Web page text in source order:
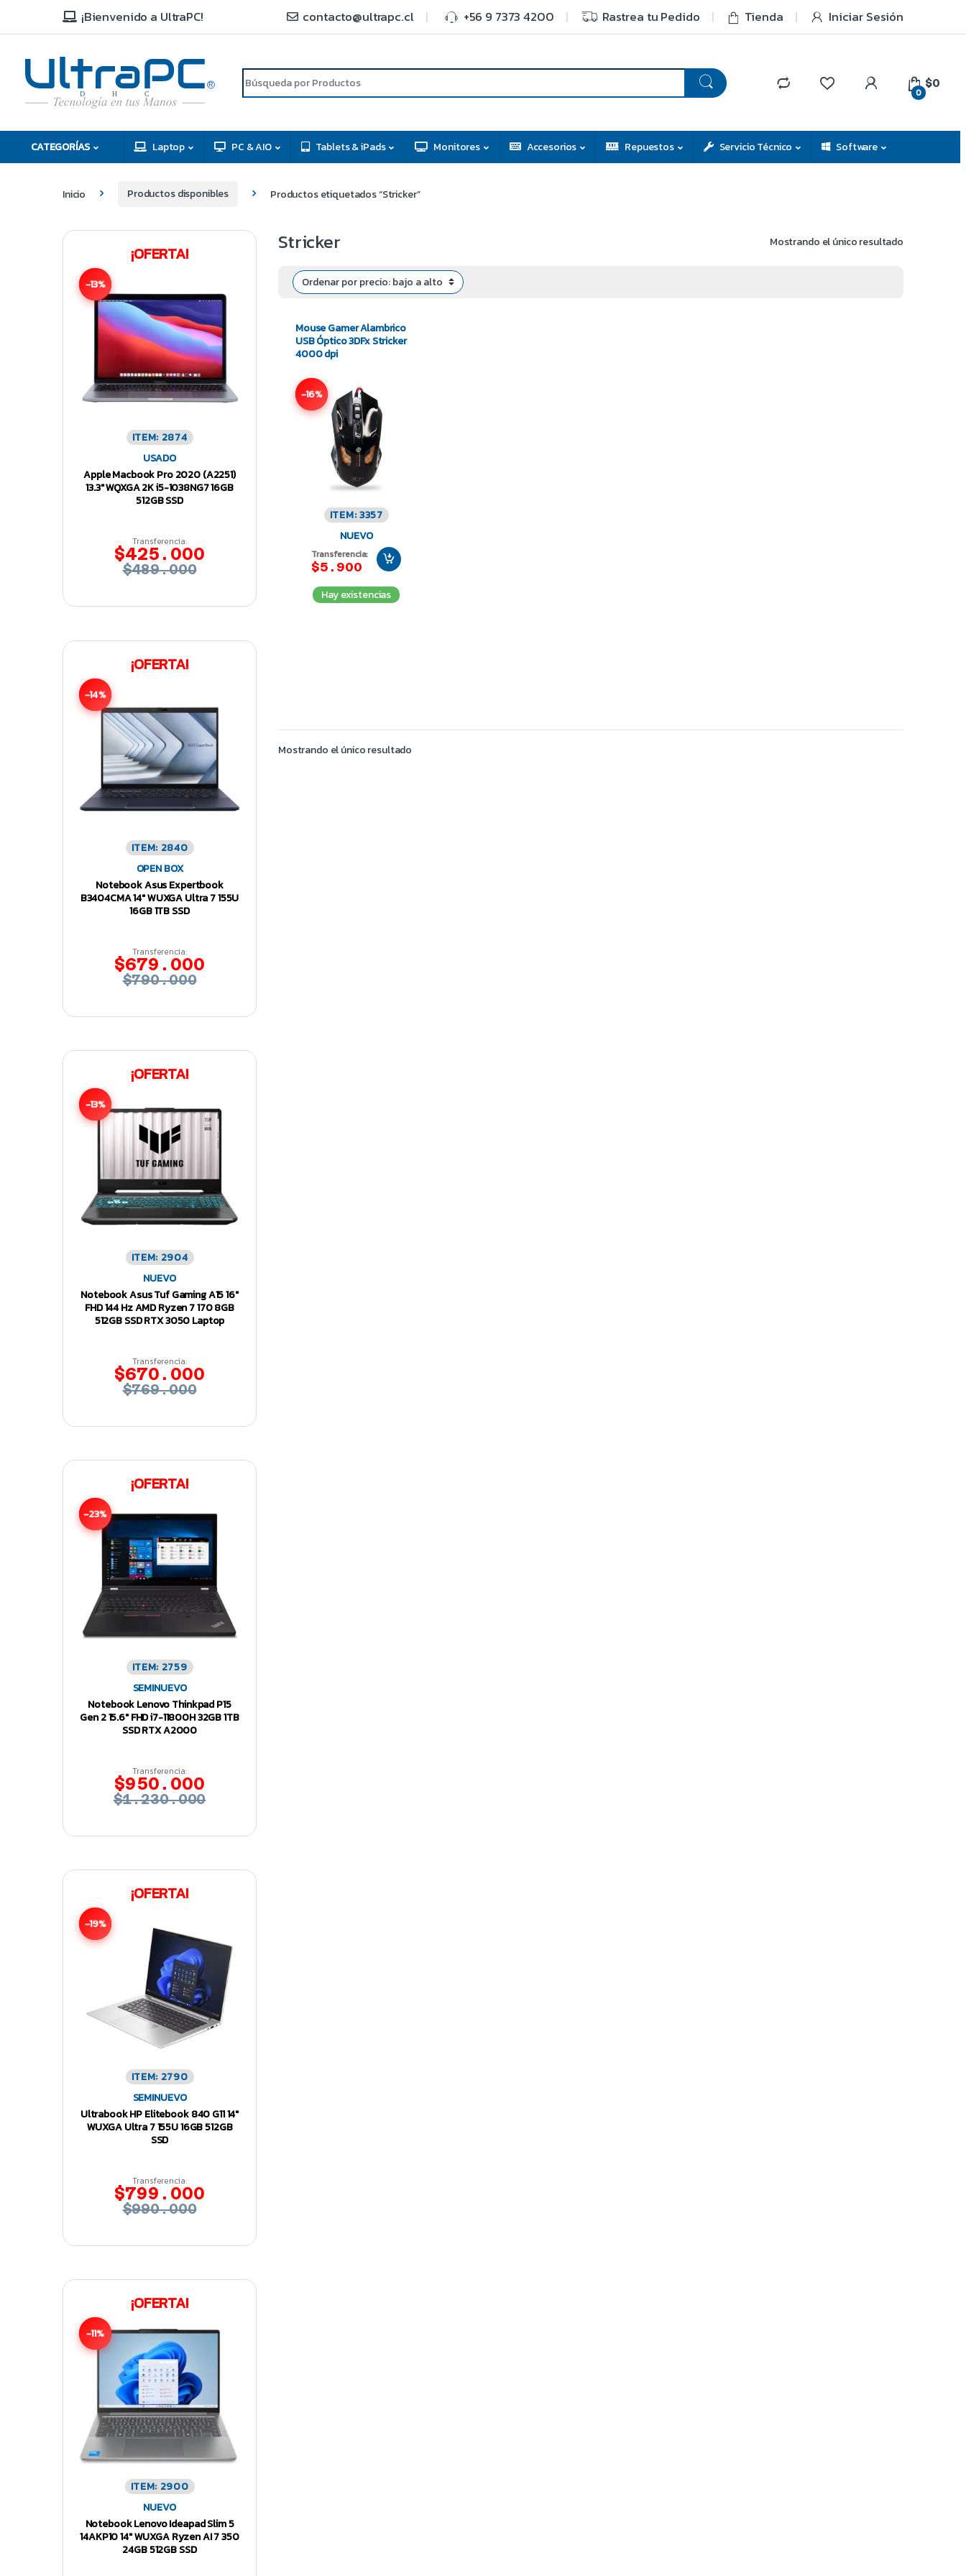
¡Bienvenido a UltraPC! contacto@ultrapc.cl +56 9 7373 4200 Rastrea tu Pedido Tienda Iniciar Sesión
C
H
D
R
0
$0
CATEGORÍAS Laptop PC & AIO Tablets & iPads Monitores Accesorios Repuestos Servicio Técnico Software
Inicio Productos disponibles Productos etiquetados “Stricker”
Stricker Mostrando el único resultado
Mouse Gamer Alambrico
USB Óptico 3DFx Stricker
4000 dpi
-16%
ITEM: 3357
NUEVO
Transferencia:
$5.900
Hay existencias
Mostrando el único resultado
¡OFERTA!
-13%
ITEM: 2874
USADO
Apple Macbook Pro 2020 (A2251)
13.3″ WQXGA 2K i5-1038NG7 16GB
512GB SSD
Transferencia:
$425.000
$489.000
¡OFERTA!
-14%
ITEM: 2840
OPEN BOX
Notebook Asus Expertbook
B3404CMA 14″ WUXGA Ultra 7 155U
16GB 1TB SSD
Transferencia:
$679.000
$790.000
¡OFERTA!
-13%
ITEM: 2904
NUEVO
Notebook Asus Tuf Gaming A15 16″
FHD 144 Hz AMD Ryzen 7 170 8GB
512GB SSD RTX 3050 Laptop
Transferencia:
$670.000
$769.000
¡OFERTA!
-23%
ITEM: 2759
SEMINUEVO
Notebook Lenovo Thinkpad P15
Gen 2 15.6″ FHD i7-11800H 32GB 1TB
SSD RTX A2000
Transferencia:
$950.000
$1.230.000
¡OFERTA!
-19%
ITEM: 2790
SEMINUEVO
Ultrabook HP Elitebook 840 G11 14″
WUXGA Ultra 7 155U 16GB 512GB
SSD
Transferencia:
$799.000
$990.000
¡OFERTA!
-11%
ITEM: 2900
NUEVO
Notebook Lenovo Ideapad Slim 5
14AKP10 14″ WUXGA Ryzen AI 7 350
24GB 512GB SSD